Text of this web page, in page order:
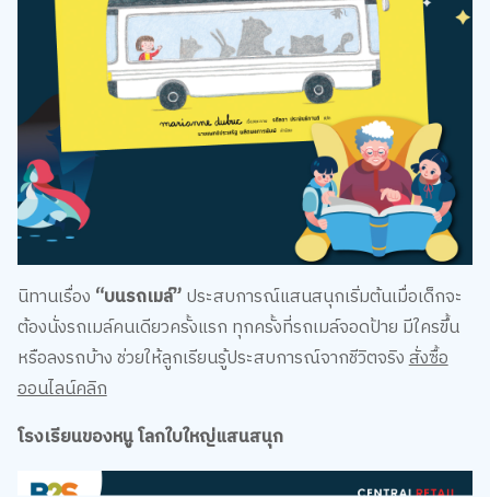
นิทานเรื่อง “บนรถเมล์”ประสบการณ์แสนสนุกเริ่มต้นเมื่อเด็กจะ
ต้องนั่งรถเมล์คนเดียวครั้งแรก ทุกครั้งที่รถเมล์จอดป้าย มีใครขึ้น
หรือลงรถบ้าง ช่วยให้ลูกเรียนรู้ประสบการณ์จากชีวิตจริงสั่งซื้อ
ออนไลน์คลิก
โรงเรียนของหนู โลกใบใหญ่แสนสนุก